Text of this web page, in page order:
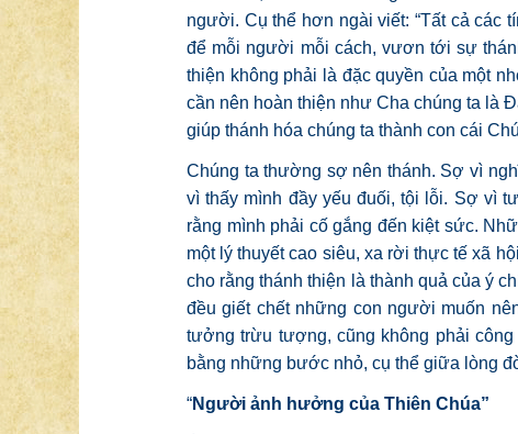
người. Cụ thể hơn ngài viết: “Tất cả các
để mỗi người mỗi cách, vươn tới sự
thiện không phải là đặc quyền của một
cần nên hoàn thiện như Cha chúng ta là
giúp thánh hóa chúng ta thành con cái
Chúng ta thường sợ nên thánh. Sợ vì
vì thấy mình đầy yếu đuối, tội lỗi. Sợ vì
rằng mình phải cố gắng đến kiệt sức.
một lý thuyết cao siêu, xa rời thực tế xã
cho rằng thánh thiện là thành quả của ý
đều giết chết những con người muốn
tưởng trừu tượng, cũng không phải
bằng những bước nhỏ, cụ thể giữa lòng
“Người ảnh hưởng của Thiên Chúa”